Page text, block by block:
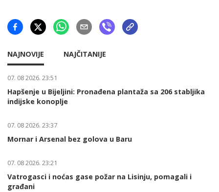
NAJNOVIJE NAJČITANIJE
07. 08 2026. 23:51
Hapšenje u Bijeljini: Pronađena plantaža sa 206 stabljika
indijske konoplje
07. 08 2026. 23:37
Mornar i Arsenal bez golova u Baru
07. 08 2026. 23:21
Vatrogasci i noćas gase požar na Lisinju, pomagali i
građani